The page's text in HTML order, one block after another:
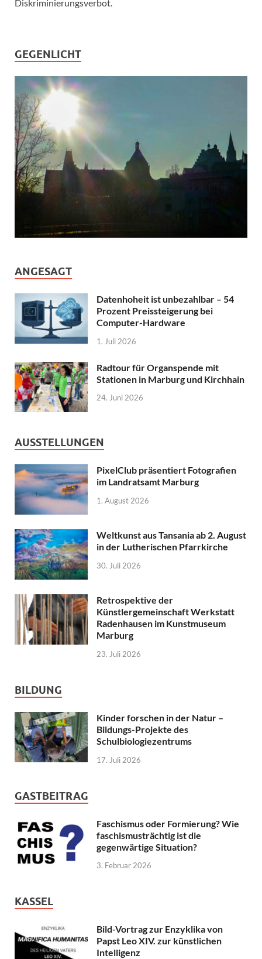
Diskriminierungsverbot.
GEGENLICHT
ANGESAGT
Datenhoheit ist unbezahlbar – 54
Prozent Preissteigerung bei
Computer-Hardware
1. Juli 2026
Radtour für Organspende mit
Stationen in Marburg und Kirchhain
24. Juni 2026
AUSSTELLUNGEN
PixelClub präsentiert Fotografien
im Landratsamt Marburg
1. August 2026
Weltkunst aus Tansania ab 2. August
in der Lutherischen Pfarrkirche
30. Juli 2026
Retrospektive der
Künstlergemeinschaft Werkstatt
Radenhausen im Kunstmuseum
Marburg
23. Juli 2026
BILDUNG
Kinder forschen in der Natur –
Bildungs-Projekte des
Schulbiologiezentrums
17. Juli 2026
GASTBEITRAG
Faschismus oder Formierung? Wie
faschismusträchtig ist die
gegenwärtige Situation?
3. Februar 2026
KASSEL
Bild-Vortrag zur Enzyklika von
Papst Leo XIV. zur künstlichen
Intelligenz